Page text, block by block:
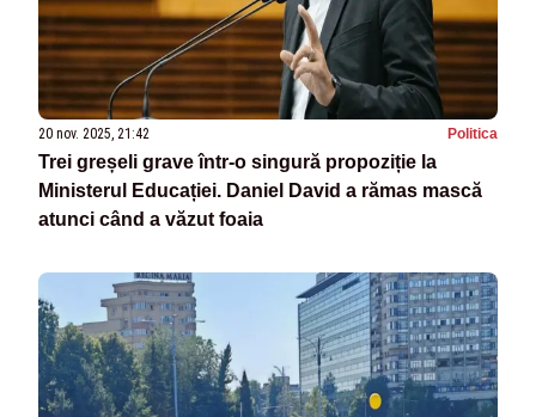
20 nov. 2025, 21:42 Politica
Trei greșeli grave într-o singură propoziție la
Ministerul Educației. Daniel David a rămas mască
atunci când a văzut foaia